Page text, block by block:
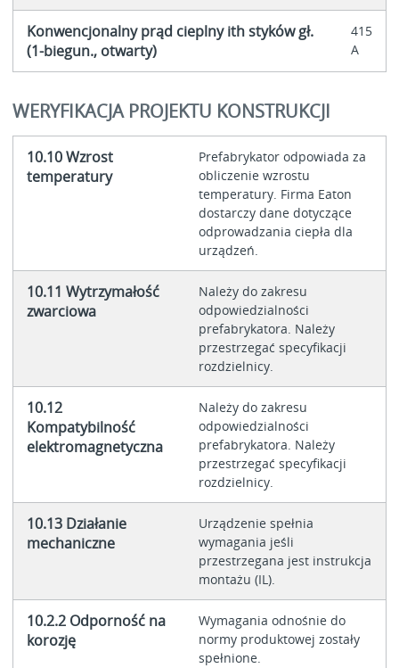
Konwencjonalny prąd cieplny ith styków gł.
(1-biegun., otwarty)
415
A
WERYFIKACJA PROJEKTU KONSTRUKCJI
10.10 Wzrost
temperatury
Prefabrykator odpowiada za
obliczenie wzrostu
temperatury. Firma Eaton
dostarczy dane dotyczące
odprowadzania ciepła dla
urządzeń.
10.11 Wytrzymałość
zwarciowa
Należy do zakresu
odpowiedzialności
prefabrykatora. Należy
przestrzegać specyfikacji
rozdzielnicy.
10.12
Kompatybilność
elektromagnetyczna
Należy do zakresu
odpowiedzialności
prefabrykatora. Należy
przestrzegać specyfikacji
rozdzielnicy.
10.13 Działanie
mechaniczne
Urządzenie spełnia
wymagania jeśli
przestrzegana jest instrukcja
montażu (IL).
10.2.2 Odporność na
korozję
Wymagania odnośnie do
normy produktowej zostały
spełnione.